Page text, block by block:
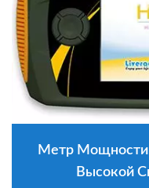
Метр Мощности
Высокой